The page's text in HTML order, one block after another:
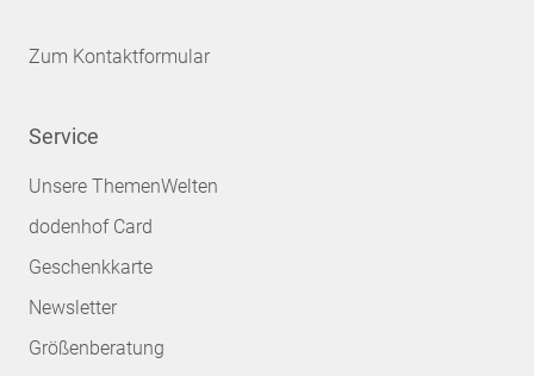
Zum Kontaktformular
Service
Unsere ThemenWelten
dodenhof Card
Geschenkkarte
Newsletter
Größenberatung